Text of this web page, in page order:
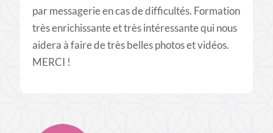
par messagerie en cas de difficultés. Formation
très enrichissante et très intéressante qui nous
aidera à faire de très belles photos et vidéos.
MERCI !